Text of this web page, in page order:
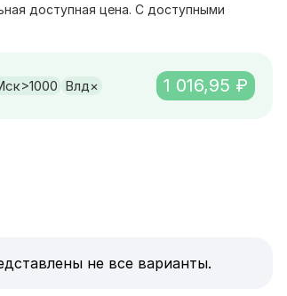
доступная цена. С доступными
>1000 Влд× 1 016,95 ₽
не все варианты.